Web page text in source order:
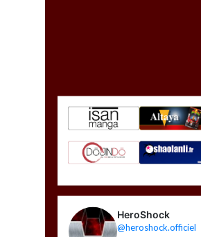
HeroShock
@heroshock.officiel